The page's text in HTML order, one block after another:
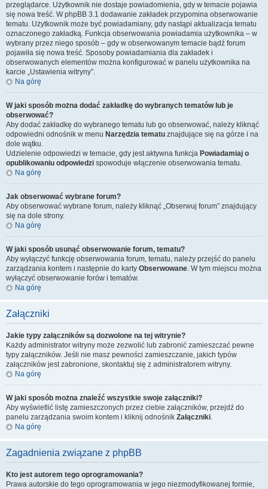
przeglądarce. Użytkownik nie dostaje powiadomienia, gdy w temacie pojawia
się nowa treść. W phpBB 3.1 dodawanie zakładek przypomina obserwowanie
tematu. Użytkownik może być powiadamiany, gdy nastąpi aktualizacja tematu
oznaczonego zakładką. Funkcja obserwowania powiadamia użytkownika – w
wybrany przez niego sposób – gdy w obserwowanym temacie bądź forum
pojawiła się nowa treść. Sposoby powiadamiania dla zakładek i
obserwowanych elementów można konfigurować w panelu użytkownika na
karcie „Ustawienia witryny”.
Na górę
W jaki sposób można dodać zakładkę do wybranych tematów lub je
obserwować?
Aby dodać zakładkę do wybranego tematu lub go obserwować, należy kliknąć
odpowiedni odnośnik w menu Narzędzia tematu znajdujące się na górze i na
dole wątku.
Udzielenie odpowiedzi w temacie, gdy jest aktywna funkcja Powiadamiaj o
opublikowaniu odpowiedzi spowoduje włączenie obserwowania tematu.
Na górę
Jak obserwować wybrane forum?
Aby obserwować wybrane forum, należy kliknąć „Obserwuj forum” znajdujący
się na dole strony.
Na górę
W jaki sposób usunąć obserwowanie forum, tematu?
Aby wyłączyć funkcję obserwowania forum, tematu, należy przejść do panelu
zarządzania kontem i następnie do karty Obserwowane. W tym miejscu można
wyłączyć obserwowanie forów i tematów.
Na górę
Załączniki
Jakie typy załączników są dozwolone na tej witrynie?
Każdy administrator witryny może zezwolić lub zabronić zamieszczać pewne
typy załączników. Jeśli nie masz pewności zamieszczanie, jakich typów
załączników jest zabronione, skontaktuj się z administratorem witryny.
Na górę
W jaki sposób można znaleźć wszystkie swoje załączniki?
Aby wyświetlić listę zamieszczonych przez ciebie załączników, przejdź do
panelu zarządzania swoim kontem i kliknij odnośnik Załączniki.
Na górę
Zagadnienia związane z phpBB
Kto jest autorem tego oprogramowania?
Prawa autorskie do tego oprogramowania w jego niezmodyfikowanej formie,